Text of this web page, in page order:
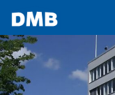
Zum Inhalt springen